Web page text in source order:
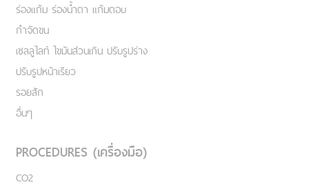
ร่องแก้ม ร่องน้ำตา แก้มตอบ
กำจัดขน
เชลลูไลท์ ไขมันส่วนเกิน ปรับรูปร่าง
ปรับรูปหน้าเรียว
รอยสัก
อื่นๆ
PROCEDURES (เครื่องมือ)
CO2